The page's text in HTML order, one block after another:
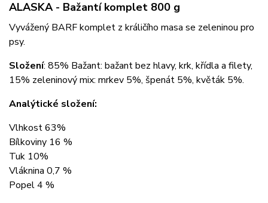
ALASKA - Bažantí komplet 800 g
Vyvážený BARF komplet z králičího masa se zeleninou pro
psy.
Složení: 85% Bažant: bažant bez hlavy, krk, křídla a filety,
15% zeleninový mix: mrkev 5%, špenát 5%, květák 5%.
Analýtické složení:
Vlhkost 63%
Bílkoviny 16 %
Tuk 10%
Vláknina 0,7 %
Popel 4 %